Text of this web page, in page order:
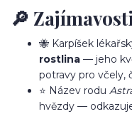
🔎
🐝 Karpíšek
rostlina — jeho
potravy pro včely,
⭐ Název rodu
hvězdy —